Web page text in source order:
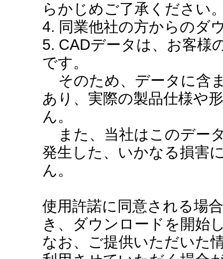
らかじめご了承ください
4. 同業他社の方からのダ
5. CADデータは、お客様
です。
そのため、データに含
あり、実際の製品仕様や
ん。
また、当社はこのデー
発生した、いかなる損害
ん。
使用許諾に同意される場
き、ダウンロードを開始
なお、ご提供いただいた